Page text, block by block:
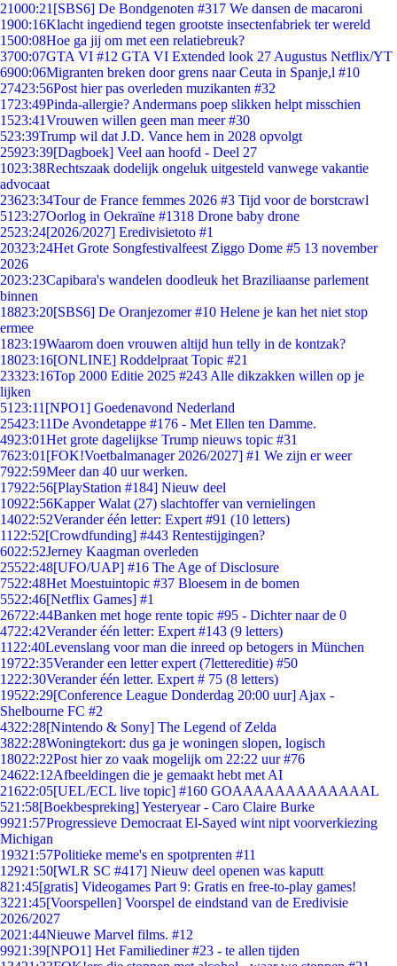
21000:21 [SBS6] De Bondgenoten #317 We dansen de macaroni
1900:16Klacht ingediend tegen grootste insectenfabriek ter wereld
1500:08Hoe ga jij om met een relatiebreuk?
3700:07GTA VI #12 GTA VI Extended look 27 Augustus Netflix/YT
6900:06Migranten breken door grens naar Ceuta in Spanje,l #10
27423:56Post hier pas overleden muzikanten #32
1723:49Pinda-allergie? Andermans poep slikken helpt misschien
1523:41Vrouwen willen geen man meer #30
523:39Trump wil dat J.D. Vance hem in 2028 opvolgt
25923:39[Dagboek] Veel aan hoofd - Deel 27
1023:38Rechtszaak dodelijk ongeluk uitgesteld vanwege vakantie
advocaat
23623:34Tour de France femmes 2026 #3 Tijd voor de borstcrawl
51 23:27Oorlog in Oekraïne #1318 Drone baby drone
2523:24[2026/2027] Eredivisietoto #1
20323:24Het Grote Songfestivalfeest Ziggo Dome #5 13 november
2026
2023:23Capibara's wandelen doodleuk het Braziliaanse parlement
binnen
18823:20[SBS6] De Oranjezomer #10 Helene je kan het niet stop
ermee
1823:19Waarom doen vrouwen altijd hun telly in de kontzak?
18023:16[ONLINE] Roddelpraat Topic #21
23323:16Top 2000 Editie 2025 #243 Alle dikzakken willen op je
lijken
51 23:11 [NPO1] Goedenavond Nederland
25423:11De Avondetappe #176 - Met Ellen ten Damme.
4923:01Het grote dagelijkse Trump nieuws topic #31
7623:01 [FOK!Voetbalmanager 2026/2027] #1 We zijn er weer
7922:59Meer dan 40 uur werken.
17922:56[PlayStation #184] Nieuw deel
10922:56Kapper Walat (27) slachtoffer van vernielingen
14022:52Verander één letter: Expert #91 (10 letters)
11 22:52[Crowdfunding] #443 Rentestijgingen?
6022:52Jerney Kaagman overleden
25522:48[UFO/UAP] #16 The Age of Disclosure
7522:48Het Moestuintopic #37 Bloesem in de bomen
5522:46[Netflix Games] #1
26722:44Banken met hoge rente topic #95 - Dichter naar de 0
4722:42Verander één letter: Expert #143 (9 letters)
11 22:40Levenslang voor man die inreed op betogers in München
19722:35Verander een letter expert (7lettereditie) #50
1222:30Verander één letter. Expert # 75 (8 letters)
19522:29[Conference League Donderdag 20:00 uur] Ajax -
Shelbourne FC #2
4322:28[Nintendo & Sony] The Legend of Zelda
3822:28Woningtekort: dus ga je woningen slopen, logisch
18022:22Post hier zo vaak mogelijk om 22:22 uur #76
24622:12Afbeeldingen die je gemaakt hebt met AI
21622:05[UEL/ECL live topic] #160 GOAAAAAAAAAAAAAL
521:58[Boekbespreking] Yesteryear - Caro Claire Burke
9921:57Progressieve Democraat El-Sayed wint nipt voorverkiezing
Michigan
19321:57Politieke meme's en spotprenten #11
12921:50[WLR SC #417] Nieuw deel openen was kaputt
821:45[gratis] Videogames Part 9: Gratis en free-to-play games!
3221:45[Voorspellen] Voorspel de eindstand van de Eredivisie
2026/2027
2021:44Nieuwe Marvel films. #12
9921:39[NPO1] Het Familiediner #23 - te allen tijden